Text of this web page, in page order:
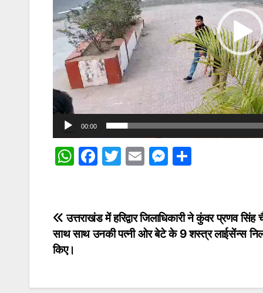
00:00
W
s
A
F
e
b
k
T
er
E
l
M
s
e
er
e
Post
navigation
उत्तराखंड में हरिद्वार जिलाधिकारी ने कुंवर प्रणव
साथ साथ उनकी पत्नी ओर बेटे के 9 शस्त्र लाईसेंन्स
किए।